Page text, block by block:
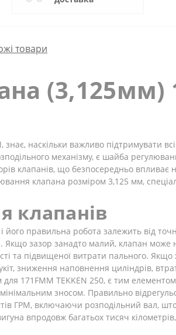
товари
(3,125мм)
наскільки важливо підтримувати
механізму, є шайба
клапанів, що безпосередньо впливає
клапана розміром 3,125 мм,
клапанів
правильна робота залежить від
Якщо зазор занадто малий, клапан
та підвищеної витрати пального.
зниження наповнення циліндрів,
171FMM TEKKEN 250, є тим
зносом. Правильно
ГРМ, включаючи розподільний вал,
впродовж багатьох тисяч